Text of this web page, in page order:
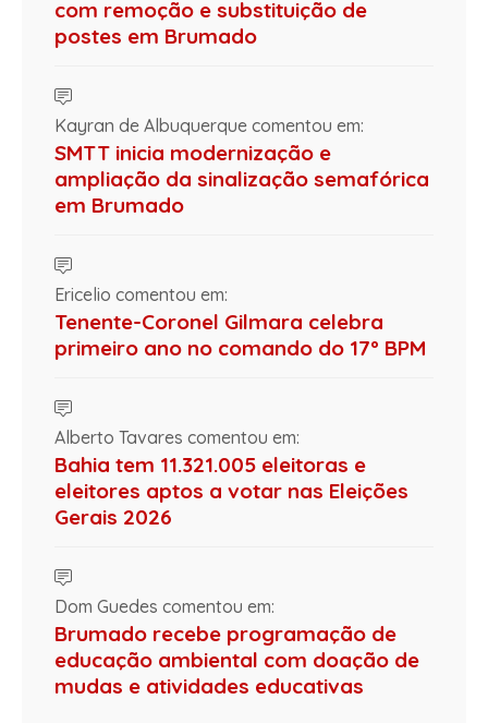
com remoção e substituição de
postes em Brumado
Kayran de Albuquerque comentou em:
SMTT inicia modernização e
ampliação da sinalização semafórica
em Brumado
Ericelio comentou em:
Tenente-Coronel Gilmara celebra
primeiro ano no comando do 17º BPM
Alberto Tavares comentou em:
Bahia tem 11.321.005 eleitoras e
eleitores aptos a votar nas Eleições
Gerais 2026
Dom Guedes comentou em:
Brumado recebe programação de
educação ambiental com doação de
mudas e atividades educativas